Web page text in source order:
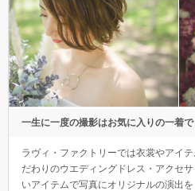
一生に一度の撮影はお気に入りの一着で
ラヴィ・ファクトリーでは衣裳やアイ
だわりのウエディングドレス・アクセ
いアイテムで写真にオリジナルの演出